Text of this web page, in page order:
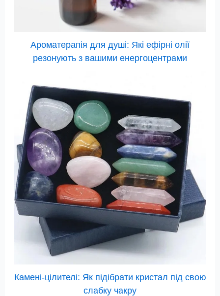
Ароматерапія для душі: Які ефірні олії
резонують з вашими енергоцентрами
Камені-цілителі: Як підібрати кристал під свою
слабку чакру